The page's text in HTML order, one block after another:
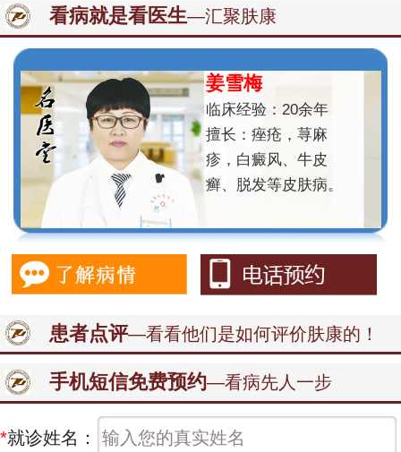
看病就是看医生—汇聚肤康
姜雪梅
临床经验：20余年
擅长：痤疮，荨麻
疹，白癜风、牛皮
癣、脱发等皮肤病。
患者点评—看看他们是如何评价肤康的！
手机短信免费预约—看病先人一步
*就诊姓名：